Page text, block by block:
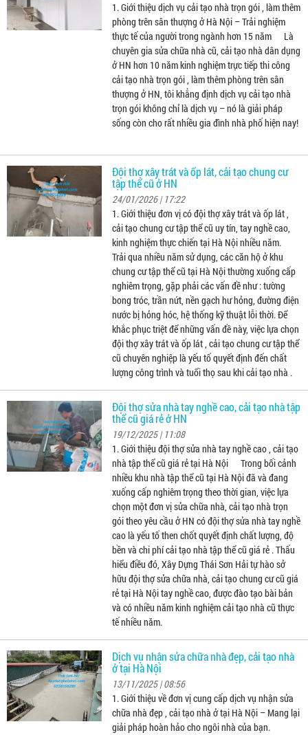
1. Giới thiệu dịch vụ cải tạo nhà trọn gói , làm thêm
phòng trên sân thượng ở Hà Nội – Trải nghiệm
thực tế của người trong ngành hơn 15 năm Là
chuyên gia sửa chữa nhà cũ, cải tạo nhà dân dụng
ở HN hơn 10 năm kinh nghiệm trực tiếp thi công
cải tạo nhà trọn gói , làm thêm phòng trên sân
thượng ở HN, tôi khẳng định dịch vụ cải tạo nhà
trọn gói không chỉ là dịch vụ – nó là giải pháp
sống còn cho rất nhiều gia đình nhà phố hiện nay!
Đội thợ xây trát và ốp lát, cải tạo chung cư
tập thể cũ ở HN
24/01/2026 | 17:22
1. Giới thiệu đơn vị có đội thợ xây trát và ốp lát ,
cải tạo chung cư tập thể cũ uy tín, tay nghề cao,
kinh nghiệm thực chiến tại Hà Nội nhiều năm.
Trải qua nhiều năm sử dụng, các căn hộ ở khu
chung cư tập thể cũ tại Hà Nội thường xuống cấp
nghiêm trọng, gặp phải các vấn đề như : tường
bong tróc, trần nứt, nền gạch hư hỏng, đường điện
nước bị hỏng hóc, hệ thống kỹ thuật lỗi thời. Để
khắc phục triệt để những vấn đề này, việc lựa chọn
đội thợ xây trát và ốp lát , cải tạo chung cư tập thể
cũ chuyên nghiệp là yếu tố quyết định đến chất
lượng công trình và tuổi thọ sau khi cải tạo nhà .
Đội thợ sửa nhà tay nghề cao, cải tạo nhà tập
thể cũ giá rẻ ở HN
19/12/2025 | 11:08
1. Giới thiệu đội thợ sửa nhà tay nghề cao , cải tạo
nhà tập thể cũ giá rẻ tại Hà Nội Trong bối cảnh
nhiều khu nhà tập thể cũ tại Hà Nội đã và đang
xuống cấp nghiêm trọng theo thời gian, việc lựa
chọn một đơn vị sửa chữa nhà, cải tạo nhà trọn
gói theo yêu cầu ở HN có đội thợ sửa nhà tay nghề
cao là yếu tố then chốt quyết định chất lượng, độ
bền và chi phí cải tạo nhà tập thể cũ giá rẻ . Thấu
hiểu điều đó, Xây Dựng Thái Sơn Hải tự hào sở
hữu đội thợ sửa chữa nhà, cải tạo chung cư cũ giá
rẻ tại Hà Nội tay nghề cao, được đào tạo bài bản
và có nhiều năm kinh nghiệm cải tạo nhà cũ thực
tế nhiều năm.
Dịch vụ nhận sửa chữa nhà đẹp, cải tạo nhà
ở tại Hà Nội
13/11/2025 | 08:56
1. Giới thiệu về đơn vị cung cấp dịch vụ nhận sửa
chữa nhà đẹp , cải tạo nhà ở tại Hà Nội – Mang lại
giải pháp hoàn hảo cho ngôi nhà của bạn.